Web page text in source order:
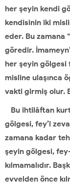
her şeyin kendi
kendisinin iki
eder. Bu zamana
göredir.
her şeyin gölgesi
misline ulaşınca
vakti girmiş olur.
Bu ihtilâftan
gölgesi, fey’i
zamana kadar
şeyin gölgesi,
kılmamalıdır.
evvelden önce